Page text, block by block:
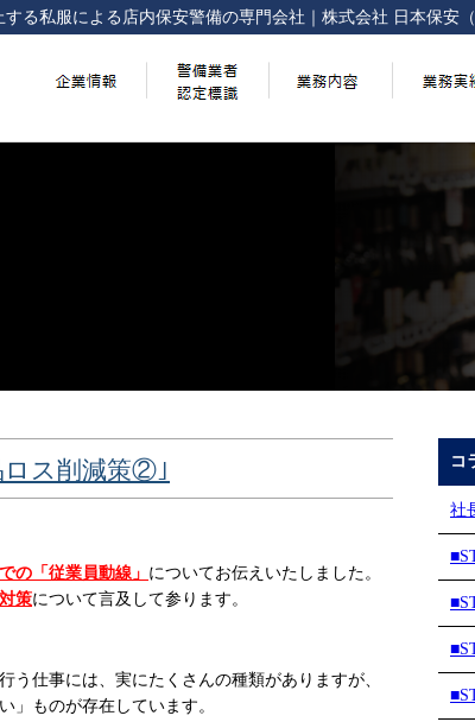
する私服による店内保安警備の専門会社 株式会社 日本保安
ロス削減策②｣
の「従業員動線」 についてお伝えいたしました。
策について言及して参ります。
仕事には、実にたくさんの種類がありますが、
」ものが存在しています。
コ
社